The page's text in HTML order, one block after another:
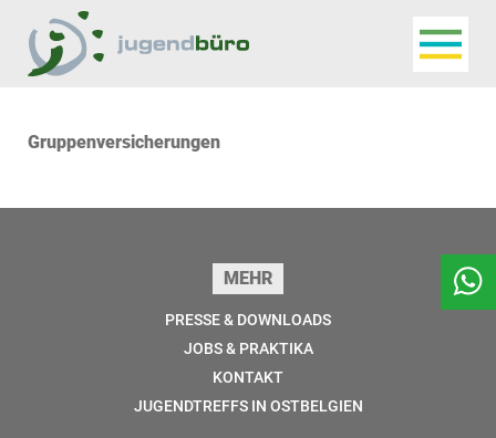
Gruppenversicherungen
MEHR
PRESSE & DOWNLOADS
JOBS & PRAKTIKA
KONTAKT
JUGENDTREFFS IN OSTBELGIEN